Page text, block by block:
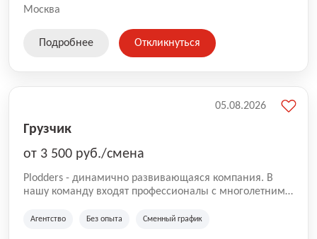
Москва
Подробнее Откликнуться
Грузчик
от 3 500 руб./смена
Plodders - динамично развивающаяся компания. В
нашу команду входят профессионалы с многолетним
на рынке аутсорсинга, а накопленный опыт позволяют
Агентство Без опыта Сменный график
05.08.2026